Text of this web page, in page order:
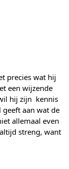
precies wat hij
een wijzende
hij zijn kennis
aan wat de
allemaal even
streng, want